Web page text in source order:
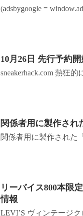
(adsbygoogle =
10月26日 先行予約
sneakerhack.com 熱狂
関係者用に製作さ
関係者用に製作された
リーバイス800本限
情報
LEVI’S ヴィンテージ